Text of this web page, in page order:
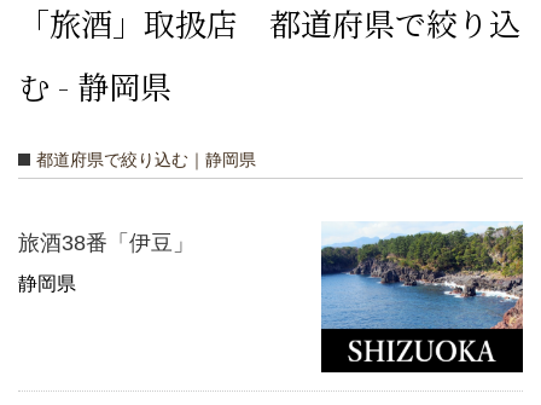
「旅酒」取扱店 都道府県で絞り込
む - 静岡県
都道府県で絞り込む｜静岡県
旅酒38番「伊豆」
静岡県